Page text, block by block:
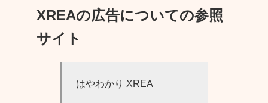
XREAの広告についての参照
サイト
はやわかり XREA